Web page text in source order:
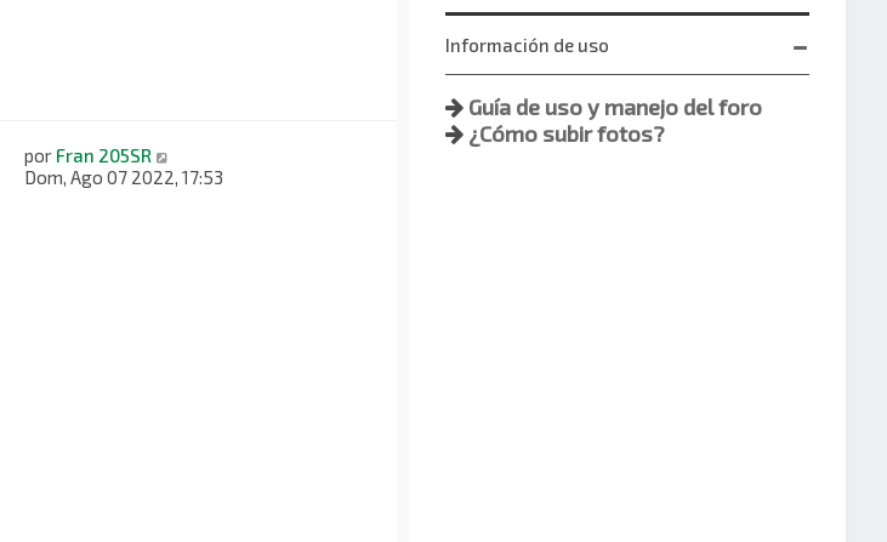
por Fran 205SR
Dom, Ago 07 2022, 17:53
Información de uso
Guía de uso y manejo del foro
¿Cómo subir fotos?